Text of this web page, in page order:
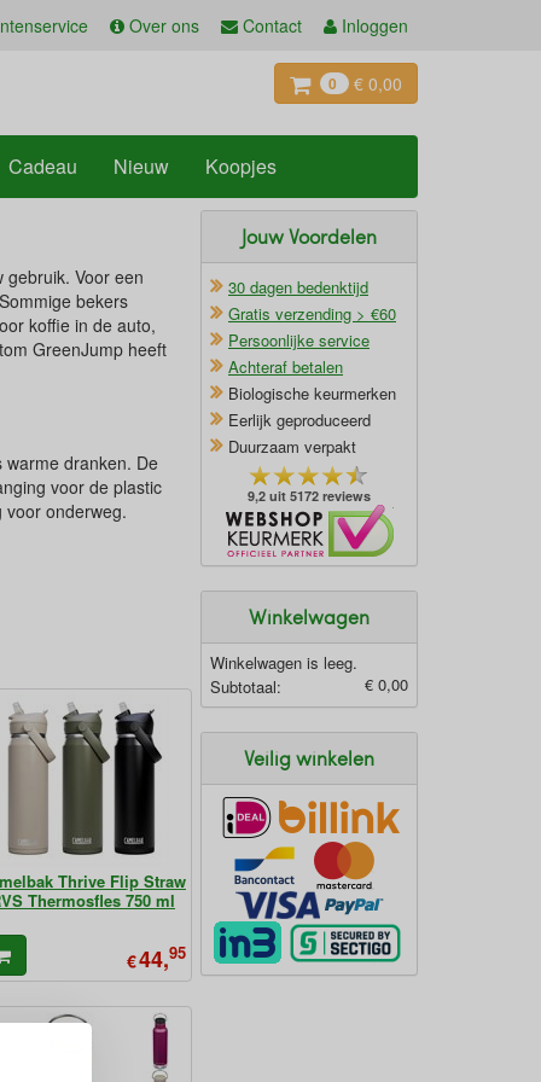
Over ons Contact Inloggen
0 € 0,00
Cadeau Nieuw Koopjes
Voor een
bekers
koffie in de auto,
GreenJump heeft
warme dranken. De
voor de plastic
voor onderweg.
Thrive Flip Straw
Thermosfles 750 ml
€44,95
Jouw Voordelen
30 dagen bedenktijd
Gratis verzending > €60
Persoonlijke service
Achteraf betalen
Biologische keurmerken
Eerlijk geproduceerd
Duurzaam verpakt
9,2 uit 5172 reviews
Winkelwagen
Winkelwagen is leeg.
Subtotaal:
€ 0,00
Veilig winkelen